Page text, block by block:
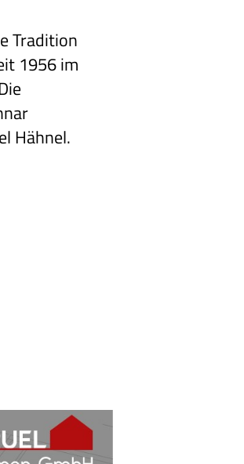
Tradition
1956 im
Hähnel.